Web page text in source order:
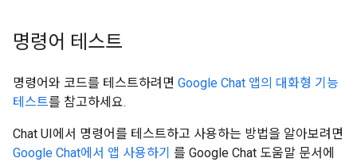
명령어 테스트
명령어와 코드를 테스트하려면 Google Chat 앱의 대화형 기능
테스트를 참고하세요.
Chat UI에서 명령어를 테스트하고 사용하는 방법을 알아보려면
Google Chat에서 앱 사용하기 를 Google Chat 도움말 문서에